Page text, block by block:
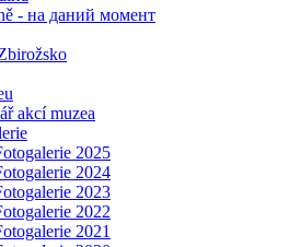
- на даний момент
akcí muzea
2025
2024
2023
2022
2021